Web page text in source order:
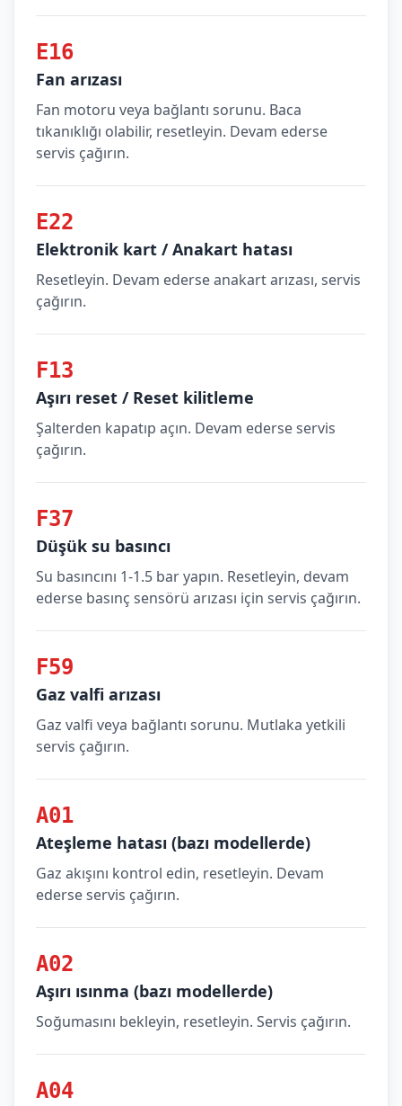
E16
Fan arızası
Fan motoru veya bağlantı sorunu. Baca
tıkanıklığı olabilir, resetleyin. Devam ederse
servis çağırın.
E22
Elektronik kart / Anakart hatası
Resetleyin. Devam ederse anakart arızası, servis
çağırın.
F13
Aşırı reset / Reset kilitleme
Şalterden kapatıp açın. Devam ederse servis
çağırın.
F37
Düşük su basıncı
Su basıncını 1-1.5 bar yapın. Resetleyin, devam
ederse basınç sensörü arızası için servis çağırın.
F59
Gaz valfi arızası
Gaz valfi veya bağlantı sorunu. Mutlaka yetkili
servis çağırın.
A01
Ateşleme hatası (bazı modellerde)
Gaz akışını kontrol edin, resetleyin. Devam
ederse servis çağırın.
A02
Aşırı ısınma (bazı modellerde)
Soğumasını bekleyin, resetleyin. Servis çağırın.
A04